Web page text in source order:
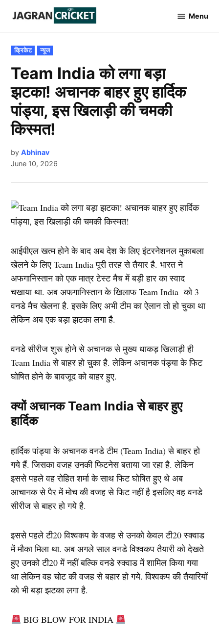
content
Cricket
Menu
POSTED
IN
क्रिकेट न्यूज
Team India को लगा बड़ा
झटका! अचानक बाहर हुए हार्दिक
पांड्या, इस खिलाड़ी की चमकी
किस्मत!
by Abhinav
June 10, 2026
आईपीएल खत्म होने के बाद अब देश के लिए इंटरनेशनल मुकाबला
खेलने के लिए Team India पूरी तरह से तैयार है. भारत ने
अफगानिस्तान को एक मात्र टेस्ट मैच में बड़ी हार का स्वाद
चखाया था. अब अफगानिस्तान के खिलाफ Team India को 3
वनडे मैच खेलना है. इसके लिए अभी टीम का ऐलान तो हो चुका था
लेकिन अब एक बड़ा झटका लगा है.
वनडे सीरीज शुरू होने से अचानक से मुख्य धाकड़ खिलाड़ी ही
Team India से बाहर हो चुका है. लेकिन अचानक पंड्या के फिट
घोषित होने के बावजूद को बाहर हुए.
क्यों अचानक Team India से बाहर हुए
हार्दिक
हार्दिक पांड्या के अचानक वनडे टीम (Team India) से बाहर हो
गये हैं. जिसका वजह उनकी फिटनेस बताया जा रहा है. लेकिन
इससे पहले वह रोहित शर्मा के साथ फिट घोषित हुए थे अब
आचानक से पैर में मोच की वजह से फिट नहीं है इसलिए वह वनडे
सीरीज से बाहर हो गये है.
इससे पहले टी20 विश्वकप के वजह से उनको केवल टी20 स्क्वाड
में मौका मिला था. अब अगले साल वनडे विश्वकप तैयारी को देखते
हुए उनको टी20 में नहीं बल्कि वनडे स्क्वाड में शामिल किया गया
था लेकिन वह चोट की वजह से बहार हो गये. विश्वकप की तैयारियों
को भी बड़ा झटका लगा है.
BIG BLOW FOR INDIA